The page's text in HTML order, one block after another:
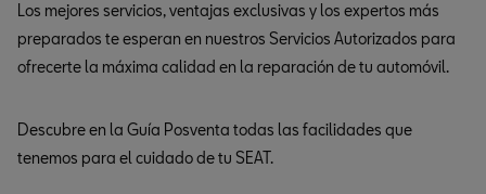
Los mejores servicios, ventajas exclusivas y los expertos más
preparados te esperan en nuestros Servicios Autorizados para
ofrecerte la máxima calidad en la reparación de tu automóvil.
Descubre en la Guía Posventa todas las facilidades que
tenemos para el cuidado de tu SEAT.